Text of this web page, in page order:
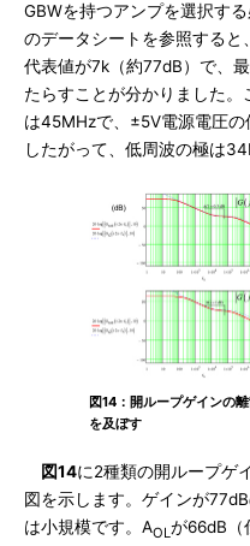
GBWを持つアンプを選択す
のデータシートを参照する
代表値が7k（約77dB）で、
たらすことが分かりました
は45MHzで、±5V電源電圧の
したがって、低周波の極は
図14：開ループゲインの
を及ぼす
図14に2種類の開ループゲ
図を示します。ゲインが
は小規模です。AOLが66dB（